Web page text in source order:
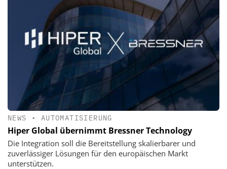
NEWS • AUTOMATISIERUNG
Hiper Global übernimmt Bressner Technology
Die Integration soll die Bereitstellung skalierbarer und
zuverlässiger Lösungen für den europäischen Markt
unterstützen.